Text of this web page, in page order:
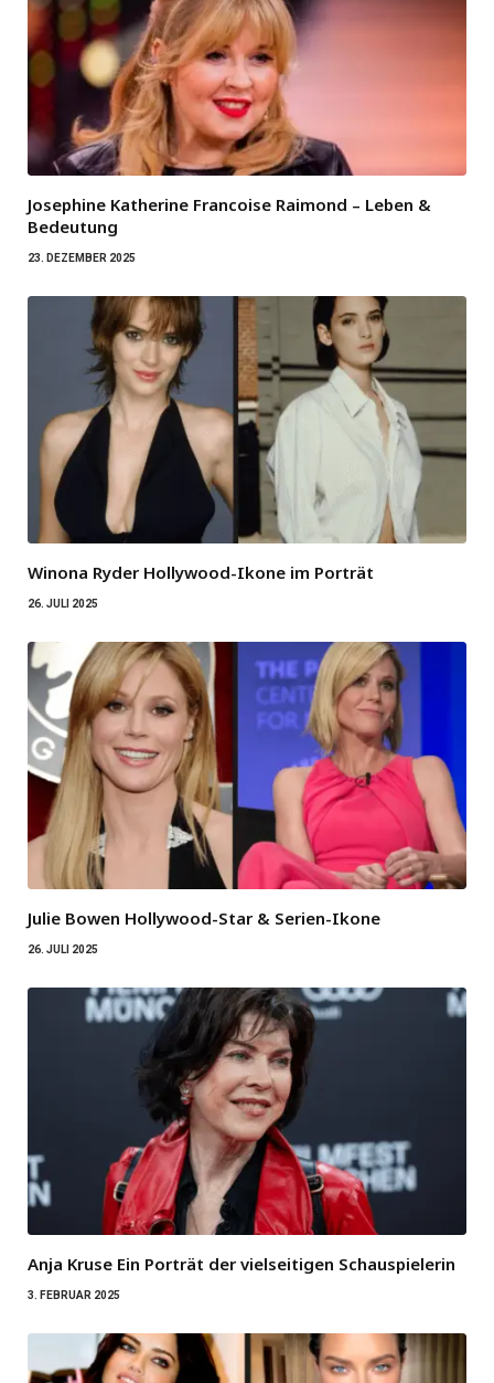
Josephine Katherine Francoise Raimond – Leben &
Bedeutung
23. DEZEMBER 2025
Winona Ryder Hollywood-Ikone im Porträt
26. JULI 2025
Julie Bowen Hollywood-Star & Serien-Ikone
26. JULI 2025
Anja Kruse Ein Porträt der vielseitigen Schauspielerin
3. FEBRUAR 2025